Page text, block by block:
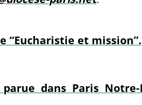
“Eucharistie et mission”.
dans Paris